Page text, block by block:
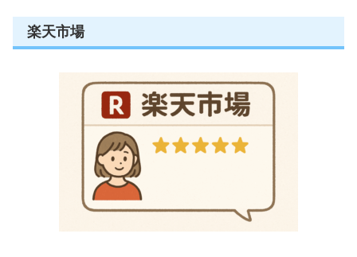
楽天市場